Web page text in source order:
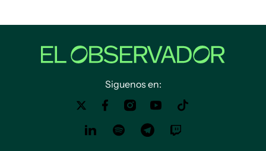
Siguenos en: